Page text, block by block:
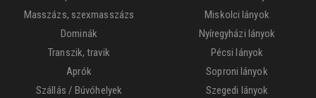
Masszázs, szexmasszázs
Dominák
Transzik, travik
Aprók
Szállás / Búvóhelyek
Miskolci lányok
Nyíregyházi lányok
Pécsi lányok
Soproni lányok
Szegedi lányok